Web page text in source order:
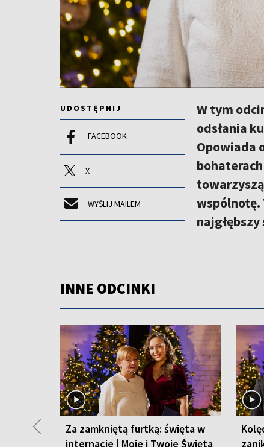
UDOSTĘPNIJ
FACEBOOK
X
WYŚLIJ MAILEM
W tym
odsłania
Opowiada
wspólnotę.
najgłębszy
INNE ODCINKI
Za zamkniętą furtką: święta w
internacie | Moje i Twoje Święta
◀